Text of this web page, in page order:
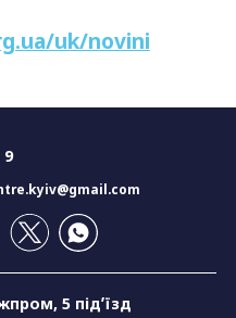
uk/novini
9
5 підʼїзд